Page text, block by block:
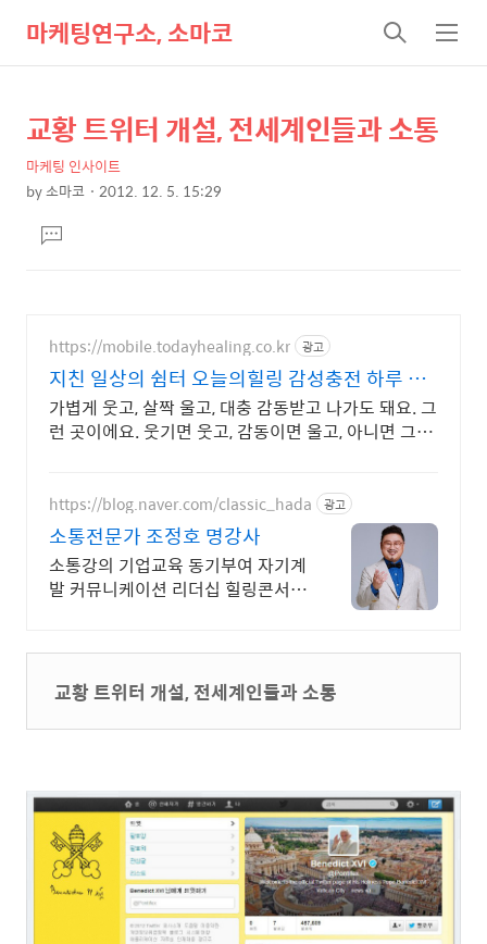
마케팅연구소, 소마코
검
색
메
뉴
상
세
컨
텐
츠
본
제
목
교황 트위터 개설, 전세계인들과 소통
마케팅 인사이트
by소마코 2012. 12. 5. 15:29
문댓
글
https://mobile.todayhealing.co.kr 광고
지친 일상의 쉼터 오늘의힐링 감성충전 하루 5분
힐링타임
가볍게 웃고, 살짝 울고, 대충 감동받고 나가도 돼요. 그
런 곳이에요. 웃기면 웃고, 감동이면 울고, 아니면 그냥
https://blog.naver.com/classic_hada 광고
소통전문가 조정호 명강사
소통강의 기업교육 동기부여 자기계
발 커뮤니케이션 리더십 힐링콘서트
교황 트위터 개설, 전세계인들과 소통